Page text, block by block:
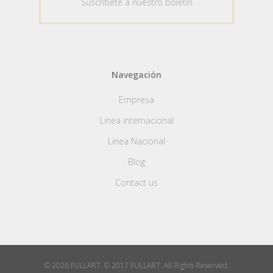
Navegación
Empresa
Linea internacional
Linea Nacional
Blog
Contact us
© 2026 FULLART. © 2017 FULLART. All Rights Reserved.